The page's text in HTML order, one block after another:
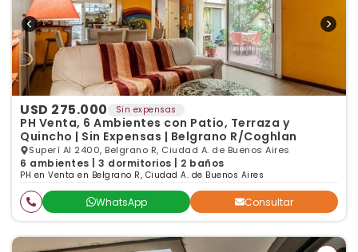
USD 275.000 Sin expensas
PH Venta, 6 Ambientes con Patio, Terraza y
Quincho | Sin Expensas | Belgrano R/Coghlan
Superí Al 2400, Belgrano R, Ciudad A. de Buenos Aires
6 ambientes | 3 dormitorios | 2 baños
PH en Venta en Belgrano R, Ciudad A. de Buenos Aires
WhatsApp Consultar